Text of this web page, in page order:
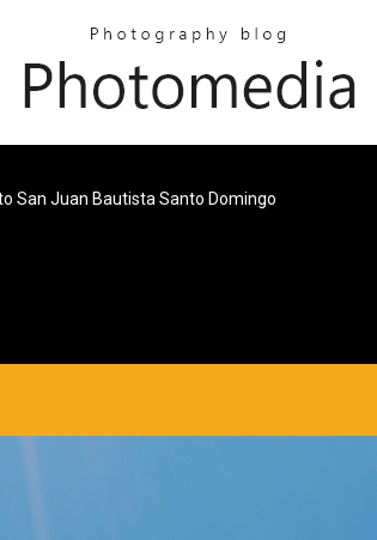
San Juan Bautista Santo Domingo